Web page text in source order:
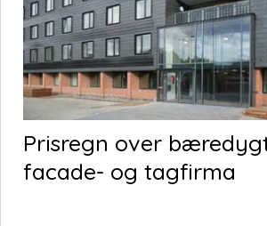
Prisregn over
facade- og tagfirma